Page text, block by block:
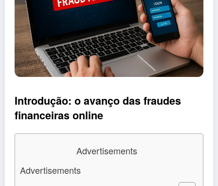
Introdução: o avanço das fraudes
financeiras online
Advertisements
Advertisements